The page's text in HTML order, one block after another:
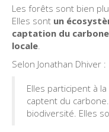
Les forêts sont bien
Elles sont un
captation du carbone
locale
Selon Jonathan Dhiver :
Elles participent à
captent du
biodiversité. Elles